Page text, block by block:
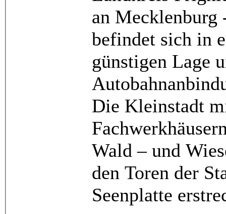
an Mecklenburg
befindet sich in
günstigen Lage
Die Kleinstadt
Wald – und
den Toren der
Seenplatte